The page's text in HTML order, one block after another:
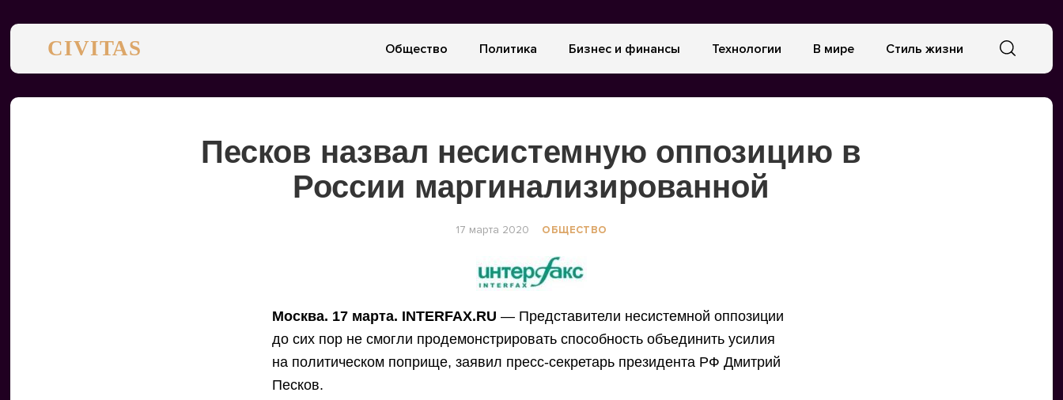
CIVITAS Общество Политика Бизнес и финансы Технологии В мире Стиль жизни
Песков назвал несистемную оппозицию в
России маргинализированной
17 марта 2020 ОБЩЕСТВО
Москва. 17 марта. INTERFAX.RU— Представители несистемной оппозиции
до сих пор не смогли продемонстрировать способность объединить усилия
на политическом поприще, заявил пресс-секретарь президента РФ Дмитрий
Песков.